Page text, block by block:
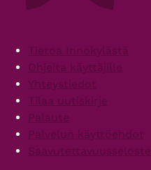
FooterTietoa Innokylästä
Ohjeita käyttäjille
Yhteystiedot
Tilaa uutiskirje
Palaute
Palvelun käyttöehdot
Saavutettavuusseloste